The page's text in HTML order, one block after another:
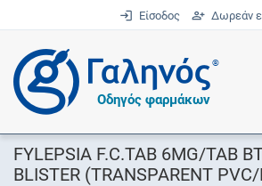
Είσοδος Δωρεάν
®
Οδηγός φαρμάκων
FYLEPSIA F.C.TAB 6MG/TAB
BLISTER (TRANSPARENT